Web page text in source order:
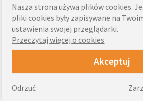
Nasza strona używa plików cookies.
pliki cookies były zapisywane na
ustawienia swojej przeglądarki.
Przeczytaj więcej o cookies
Akceptuj
Odrzuć